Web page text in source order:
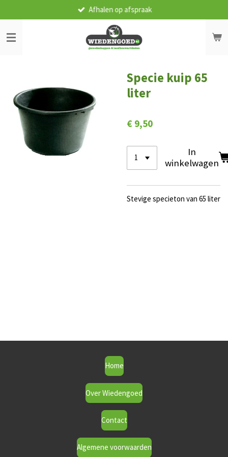
direct
naar
de
Afhalen op afspraak
Specie kuip 65
liter
€ 9,50
In
winkelwagen
Stevige specieton van 65 liter
Home
Over Wiedengoed
Contact
Algemene voorwaarden